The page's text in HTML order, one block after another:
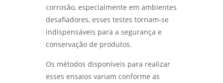
corrosão, especialmente em ambientes
desafiadores, esses testes tornam-se
indispensáveis para a segurança e
conservação de produtos.
Os métodos disponíveis para realizar
esses ensaios variam conforme as